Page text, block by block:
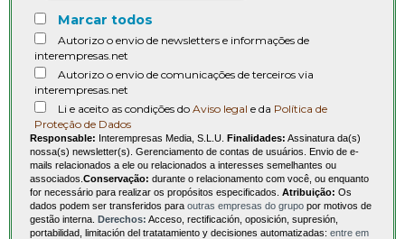
Marcar todos
Autorizo o envio de newsletters e informações de
interempresas.net
Autorizo o envio de comunicações de terceiros via
interempresas.net
Li e aceito as condições do Aviso legal e da Política de
Proteção de Dados
Responsable: Interempresas Media, S.L.U. Finalidades: Assinatura da(s)
nossa(s) newsletter(s). Gerenciamento de contas de usuários. Envio de e-
mails relacionados a ele ou relacionados a interesses semelhantes ou
associados. Conservação: durante o relacionamento com você, ou enquanto
for necessário para realizar os propósitos especificados. Atribuição: Os
dados podem ser transferidos para outras empresas do grupo por motivos de
gestão interna. Derechos: Acceso, rectificación, oposición, supresión,
portabilidad, limitación del tratatamiento y decisiones automatizadas: entre em